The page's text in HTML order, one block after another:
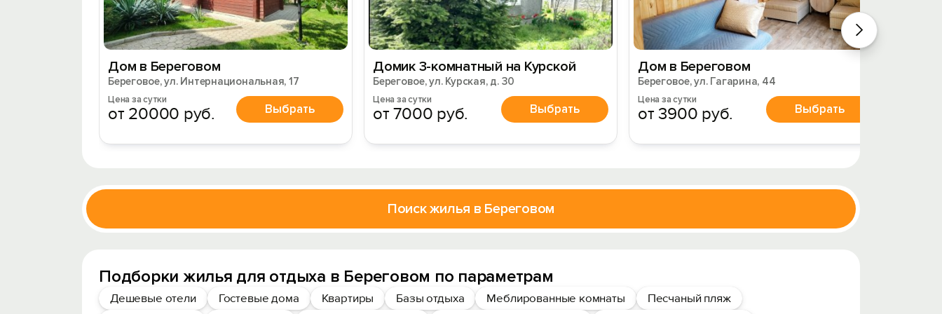
Дом в Береговом
Береговое, ул. Интернациональная, 17
Цена за сутки
от 20000 руб. Выбрать
Домик 3-комнатный на Курской
Береговое, ул. Курская, д. 30
Цена за сутки
от 7000 руб. Выбрать
Дом в Береговом
Береговое, ул. Гагарина, 44
Цена за сутки
от 3900 руб. Выбрать
Поиск жилья в Береговом
Подборки жилья для отдыха в Береговом по параметрам
Дешевые отели Гостевые дома Квартиры Базы отдыха Меблированные комнаты Песчаный пляж